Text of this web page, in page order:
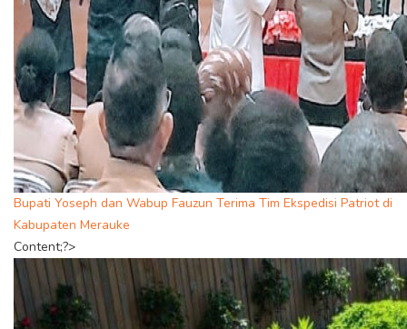
Bupati Yoseph dan Wabup Fauzun Terima Tim Ekspedisi Patriot di
Kabupaten Merauke
Content;?>